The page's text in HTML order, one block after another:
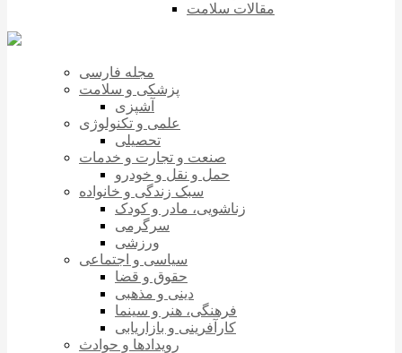
مقالات سلامت
مجله فارسی
پزشکی و سلامت
آشپزی
علمی و تکنولوژی
تحصیلی
صنعت و تجارت و خدمات
حمل و نقل و خودرو
سبک زندگی و خانواده
زناشویی، مادر و کودک
سرگرمی
ورزشی
سیاسی و اجتماعی
حقوق و قضا
دینی و مذهبی
فرهنگی، هنر و سینما
کارآفرینی و بازاریابی
رویدادها و حوادث